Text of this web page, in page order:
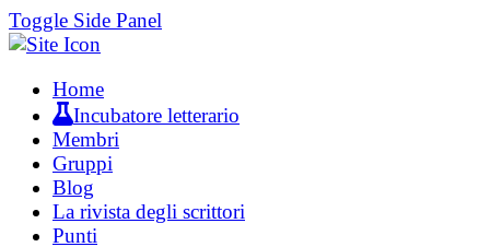
Toggle Side Panel
Home
Incubatore letterario
Membri
Gruppi
Blog
La rivista degli scrittori
Punti